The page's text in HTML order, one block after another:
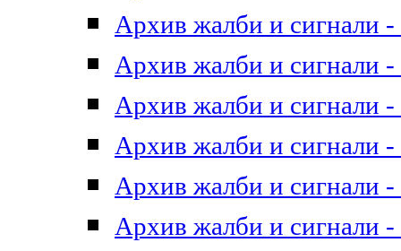
Архив жалби и сигнали -
Архив жалби и сигнали -
Архив жалби и сигнали -
Архив жалби и сигнали -
Архив жалби и сигнали -
Архив жалби и сигнали -